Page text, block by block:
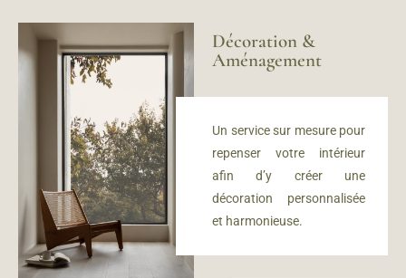
Décoration &
Aménagement
Un service sur mesure pour
repenser votre intérieur
afin d’y créer une
décoration personnalisée
et harmonieuse.